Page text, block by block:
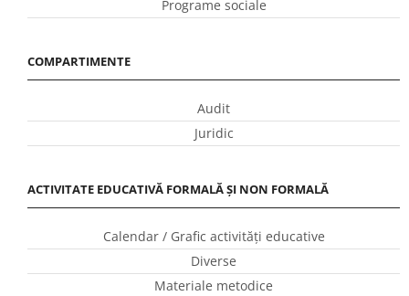
Programe sociale
COMPARTIMENTE
Audit
Juridic
ACTIVITATE EDUCATIVĂ FORMALĂ ȘI NON FORMALĂ
Calendar / Grafic activităţi educative
Diverse
Materiale metodice